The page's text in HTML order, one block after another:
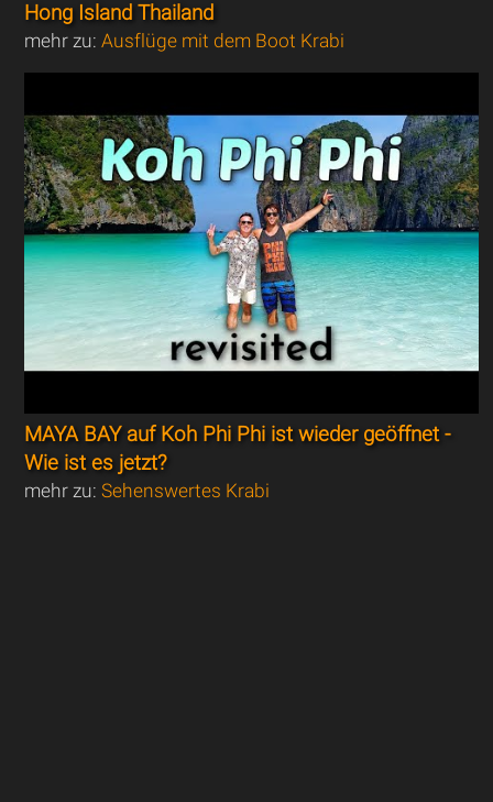
Hong Island Thailand
mehr zu:Ausflüge mit dem Boot Krabi
MAYA BAY auf Koh Phi Phi ist wieder geöffnet -
Wie ist es jetzt?
mehr zu:Sehenswertes Krabi